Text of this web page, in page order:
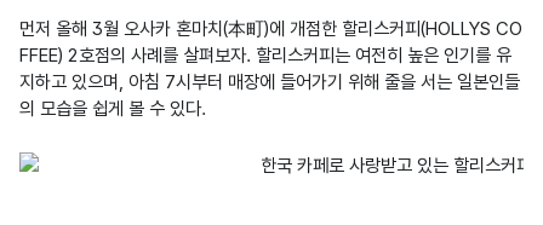
먼저 올해 3월 오사카 혼마치(本町)에 개점한 할리스커피(HOLLYS CO
FFEE) 2호점의 사례를 살펴보자. 할리스커피는 여전히 높은 인기를 유
지하고 있으며, 아침 7시부터 매장에 들어가기 위해 줄을 서는 일본인들